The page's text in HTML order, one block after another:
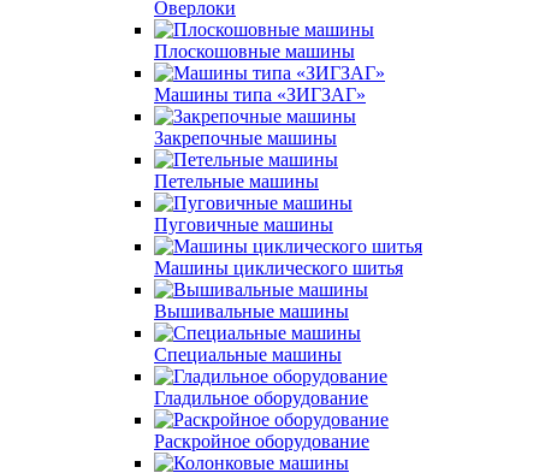
Оверлоки
Плоскошовные машины
Машины типа «ЗИГЗАГ»
Закрепочные машины
Петельные машины
Пуговичные машины
Машины циклического шитья
Вышивальные машины
Специальные машины
Гладильное оборудование
Раскройное оборудование